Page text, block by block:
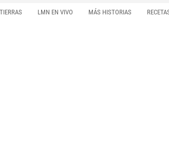
LMN EN VIVO MÁS HISTORIAS